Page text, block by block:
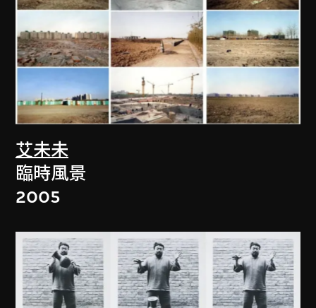
艾未未
臨時風景
2005